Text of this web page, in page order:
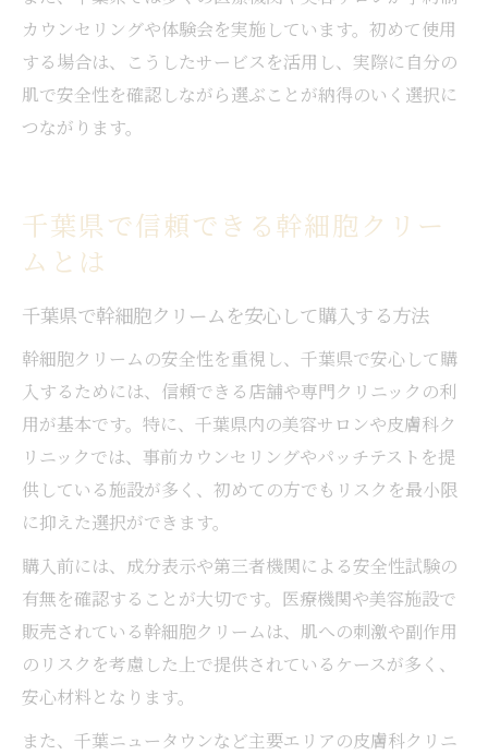
カウンセリングや体験会を実施しています。初めて使用
する場合は、こうしたサービスを活用し、実際に自分の
肌で安全性を確認しながら選ぶことが納得のいく選択に
つながります。
千葉県で信頼できる幹細胞クリー
ムとは
千葉県で幹細胞クリームを安心して購入する方法
幹細胞クリームの安全性を重視し、千葉県で安心して購
入するためには、信頼できる店舗や専門クリニックの利
用が基本です。特に、千葉県内の美容サロンや皮膚科ク
リニックでは、事前カウンセリングやパッチテストを提
供している施設が多く、初めての方でもリスクを最小限
に抑えた選択ができます。
購入前には、成分表示や第三者機関による安全性試験の
有無を確認することが大切です。医療機関や美容施設で
販売されている幹細胞クリームは、肌への刺激や副作用
のリスクを考慮した上で提供されているケースが多く、
安心材料となります。
また、千葉ニュータウンなど主要エリアの皮膚科クリニ